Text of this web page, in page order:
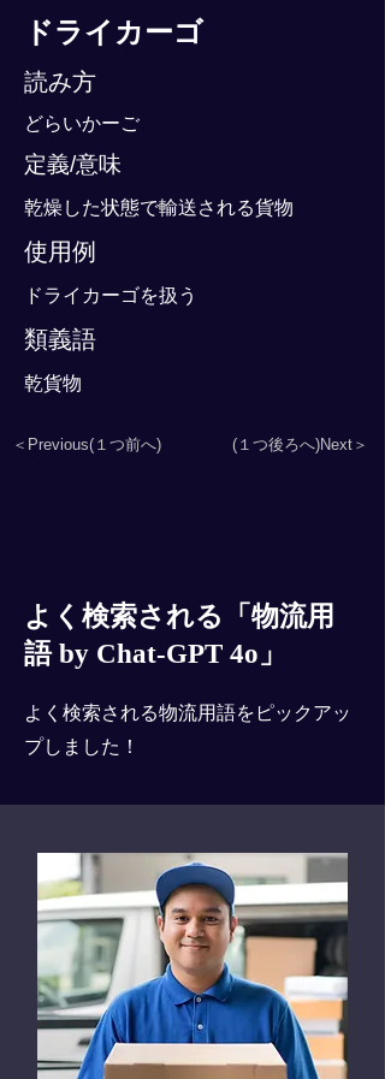
ドライカーゴ
読み方
どらいかーご
定義/意味
乾燥した状態で輸送される貨物
使用例
ドライカーゴを扱う
類義語
乾貨物
＜Previous(１つ前へ) (１つ後ろへ)Next＞
よく検索される「物流用
語 by Chat-GPT 4o」
よく検索される物流用語をピックアッ
プしました！